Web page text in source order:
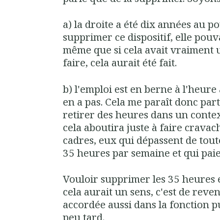
a) la droite a été dix années au
supprimer ce dispositif, elle
même que si cela avait vraiment
faire, cela aurait été fait.
b) l'emploi est en berne à
en a pas. Cela me paraît donc
retirer des heures dans un
cela aboutira juste à faire
cadres, eux qui dépassent de
35 heures par semaine et qui
Vouloir supprimer les 35 heures
cela aurait un sens, c'est de
accordée aussi dans la fonction
peu tard.